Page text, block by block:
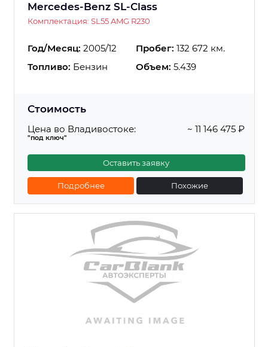
Mercedes-Benz SL-Class
Комплектация: SL55 AMG R230
Год/Месяц: 2005/12 Пробег: 132 672 км.
Топливо: Бензин Объем: 5.439
Стоимость
Цена во Владивостоке:
"под ключ"
~ 11 146 475 ₽
Оставить заявку
Подробнее Похожие